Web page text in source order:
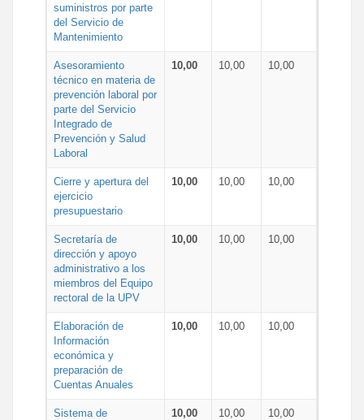
suministros por parte
del Servicio de
Mantenimiento
Asesoramiento
técnico en materia de
prevención laboral por
parte del Servicio
Integrado de
Prevención y Salud
Laboral
10,00 10,00 10,00
Cierre y apertura del
ejercicio
presupuestario
10,00 10,00 10,00
Secretaría de
dirección y apoyo
administrativo a los
miembros del Equipo
rectoral de la UPV
10,00 10,00 10,00
Elaboración de
Información
económica y
preparación de
Cuentas Anuales
10,00 10,00 10,00
Sistema de
10,00 10,00 10,00